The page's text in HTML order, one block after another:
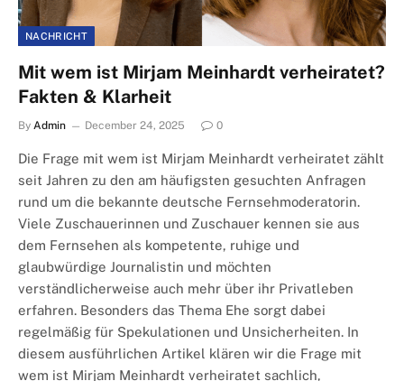
NACHRICHT
Mit wem ist Mirjam Meinhardt verheiratet?
Fakten & Klarheit
By Admin December 24, 2025 0
Die Frage mit wem ist Mirjam Meinhardt verheiratet zählt
seit Jahren zu den am häufigsten gesuchten Anfragen
rund um die bekannte deutsche Fernsehmoderatorin.
Viele Zuschauerinnen und Zuschauer kennen sie aus
dem Fernsehen als kompetente, ruhige und
glaubwürdige Journalistin und möchten
verständlicherweise auch mehr über ihr Privatleben
erfahren. Besonders das Thema Ehe sorgt dabei
regelmäßig für Spekulationen und Unsicherheiten. In
diesem ausführlichen Artikel klären wir die Frage mit
wem ist Mirjam Meinhardt verheiratet sachlich,